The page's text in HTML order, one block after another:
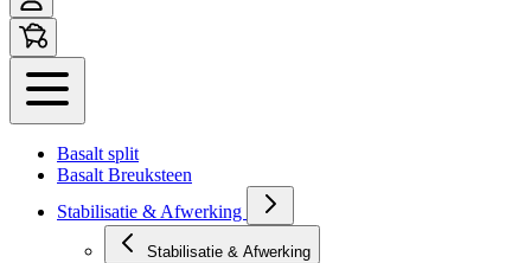
Basalt split
Basalt Breuksteen
Stabilisatie & Afwerking
Stabilisatie & Afwerking